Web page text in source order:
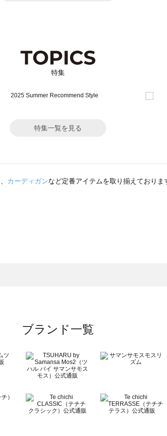
特集
特集一覧を見る
、 カーディガンなど定番アイテムを取り揃えておりま
ブランド一覧